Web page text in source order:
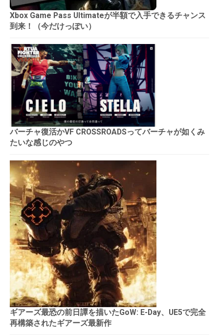
Xbox Game Pass Ultimateが半額で入手できるチャンス
到来！（今だけっぽい）
バーチャ復活かVF CROSSROADSってバーチャが如くみ
たいな感じのやつ
ギアーズ最恐の前日譚を描いたGoW: E-Day、UE5で完全
再構築されたギアーズ最新作